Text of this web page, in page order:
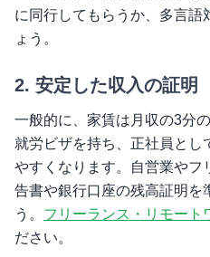
に同行してもらうか、多言語
ょう。
2. 安定した収入の証明
一般的に、家賃は月収の3分
就労ビザを持ち、正社員とし
やすくなります。自営業やフ
告書や銀行口座の残高証明を
う。 フリーランス・リモート
ださい。